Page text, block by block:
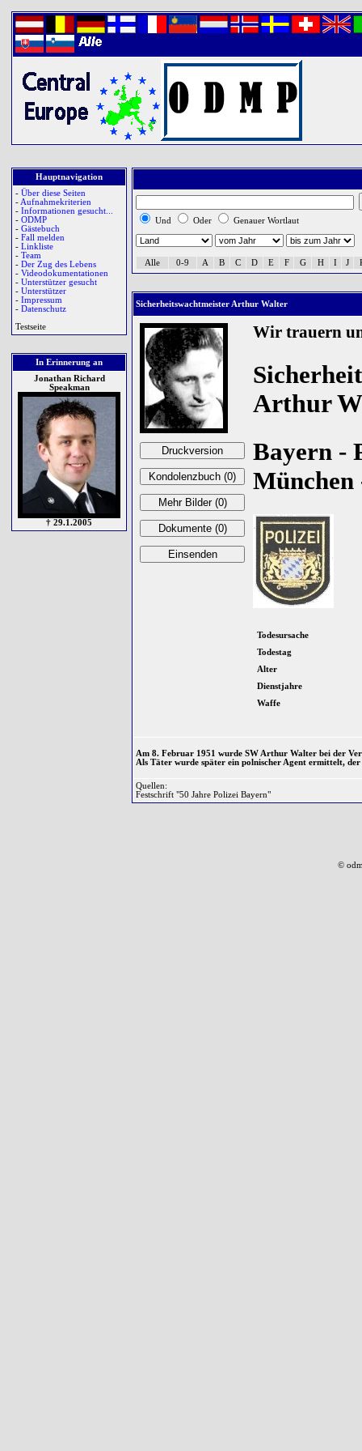
Hauptnavigation
- Über diese Seiten
- Aufnahmekriterien
- Informationen gesucht...
- ODMP
- Gästebuch
- Fall melden
- Linkliste
- Team
- Der Zug des Lebens
- Videodokumentationen
- Unterstützer gesucht
- Unterstützer
- Impressum
- Datenschutz
Testseite
In Erinnerung an
Jonathan Richard
Speakman
† 29.1.2005
Und Oder Genauer Wortlaut
Alle 0-9 A B C D E F G H I J
Sicherheitswachtmeister Arthur Walter
Wir trauern
Arthur
Bayern -
München
Todesursache
Todestag
Alter
Dienstjahre
Waffe
Am 8. Februar 1951 wurde SW Arthur Walter bei der
Als Täter wurde später ein polnischer Agent ermittelt,
Quellen:
Festschrift "50 Jahre Polizei Bayern"
©